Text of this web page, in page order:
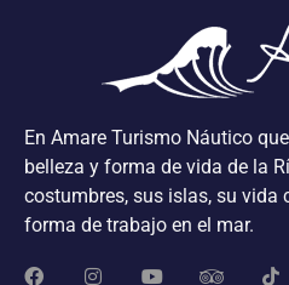
En Amare Turismo Náutico
belleza y forma de vida de la
costumbres, sus islas, su vida
forma de trabajo en el mar.